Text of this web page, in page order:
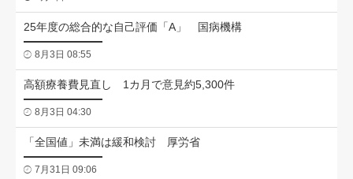
25年度の総合的な自己評価「A」 国病機構
8月3日 08:55
高額療養費見直し 1カ月で意見約5,300件
8月3日 04:30
「全国値」未満は緩和検討 厚労省
7月31日 09:06